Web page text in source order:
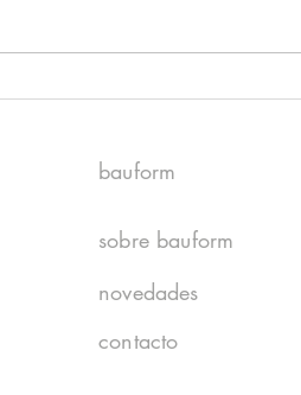
bauform
sobre bauform
novedades
contacto